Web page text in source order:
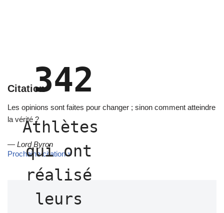
Citation
Les opinions sont faites pour changer ; sinon comment atteindre
la vérité ?
— Lord Byron
Prochaine citation »
342
Athlètes
qui ont
réalisé
leurs